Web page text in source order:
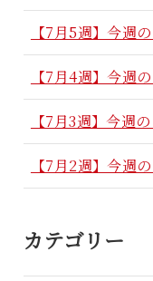
【7月5週】今週
【7月4週】今週
【7月3週】今週
【7月2週】今週
カテゴリー